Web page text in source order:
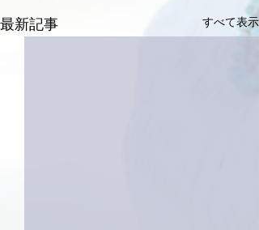
最新記事 すべて表示